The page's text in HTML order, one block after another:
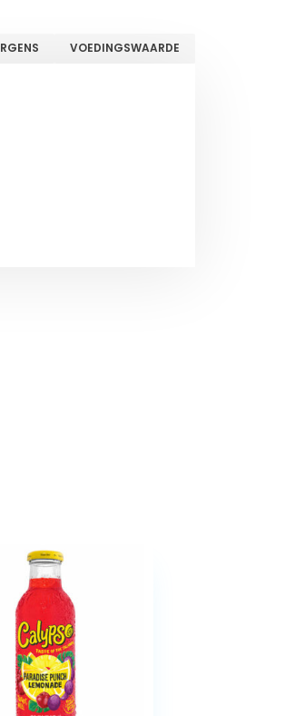
VOEDINGSWAARDE